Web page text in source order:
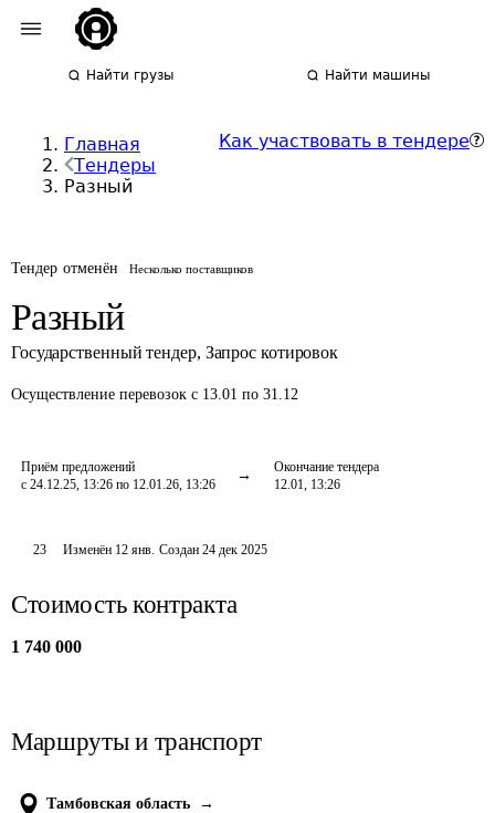
Найти грузы Найти машины
Главная
Тендеры
Разный
Как участвовать в тендере
Тендер отменён Несколько поставщиков
Разный
Государственный тендер, Запрос котировок
Осуществление перевозок с 13.01 по 31.12
Приём предложений
с 24.12.25, 13:26 по 12.01.26, 13:26
Окончание тендера
12.01, 13:26
23 Изменён 12 янв. Создан 24 дек 2025
Стоимость контракта
1 740 000
Маршруты и транспорт
Тамбовская область
→